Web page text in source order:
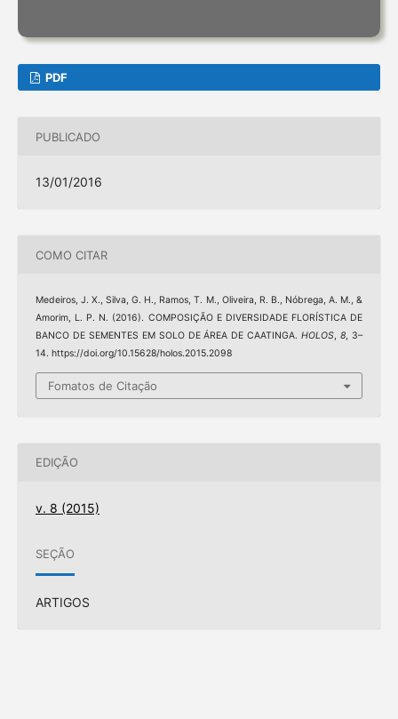
PDF
PUBLICADO
13/01/2016
COMO CITAR
Medeiros, J. X., Silva, G. H., Ramos, T. M., Oliveira, R. B., Nóbrega, A. M., &
Amorim, L. P. N. (2016). COMPOSIÇÃO E DIVERSIDADE FLORÍSTICA DE
BANCO DE SEMENTES EM SOLO DE ÁREA DE CAATINGA.HOLOS,8, 3–
14. https://doi.org/10.15628/holos.2015.2098
Fomatos de Citação
EDIÇÃO
v. 8 (2015)
SEÇÃO
ARTIGOS